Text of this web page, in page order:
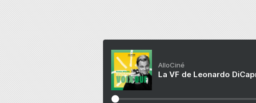
AlloCiné
La VF de Leonardo